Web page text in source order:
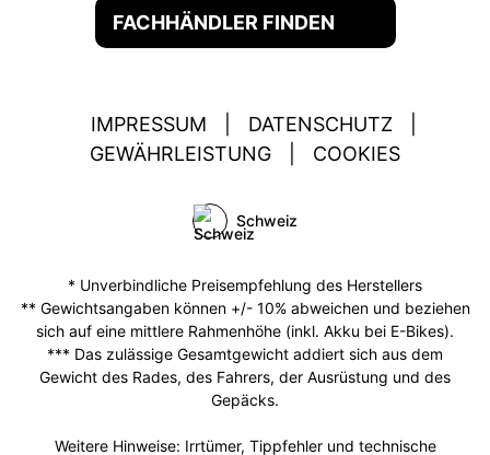
FACHHÄNDLER FINDEN
IMPRESSUM DATENSCHUTZ
GEWÄHRLEISTUNG
COOKIES
Schweiz
* Unverbindliche Preisempfehlung des Herstellers
** Gewichtsangaben können +/- 10% abweichen und beziehen
sich auf eine mittlere Rahmenhöhe (inkl. Akku bei E-Bikes).
*** Das zulässige Gesamtgewicht addiert sich aus dem
Gewicht des Rades, des Fahrers, der Ausrüstung und des
Gepäcks.
Weitere Hinweise: Irrtümer, Tippfehler und technische